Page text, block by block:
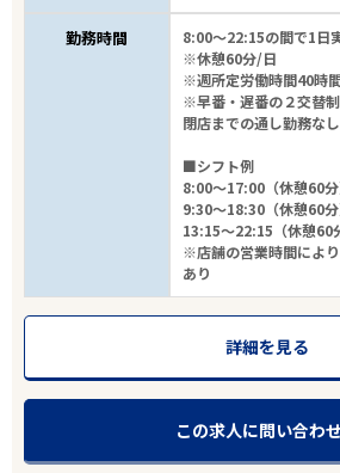
勤務時間
8:00～22:15の間で1日
※休憩60分/日
※週所定労働時間40時
※早番・遅番の２交替
閉店までの通し勤務なし
■シフト例
8:00～17:00（休憩60分
9:30～18:30（休憩60分
13:15～22:15（休憩60
※店舗の営業時間によ
あり
詳細を見る
この求人に問い合わ